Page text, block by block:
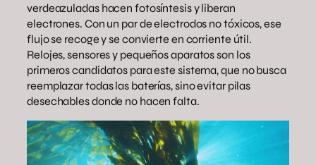
verdeazuladas hacen fotosíntesis y liberan
electrones. Con un par de electrodos no tóxicos, ese
flujo se recoge y se convierte en corriente útil.
Relojes, sensores y pequeños aparatos son los
primeros candidatos para este sistema, que no busca
reemplazar todas las baterías, sino evitar pilas
desechables donde no hacen falta.